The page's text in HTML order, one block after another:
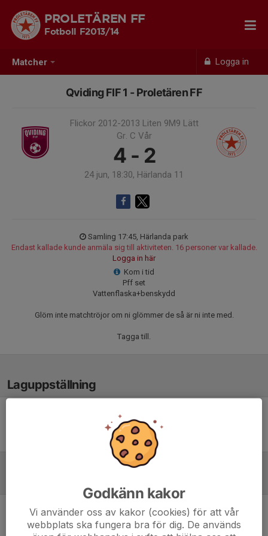
Matcher Logga in
PROLETÄREN FF
Fotboll F2013/14
Qviding FIF 1 - Proletären FF
Flickor 2012-2013 Liten 9M9 Lätt
Gr. C Vår
4 - 2
24 jun, 18:30, Härlanda 11
Samling 17:45, Härlanda park
Endast kallade kunde anmäla sig till aktiviteten. 16 personer var kallade.
Logga in här
Kom i tid
Pff set
Vattenflaska+benskydd
Glöm inte matchtröjor om ni glömmer de så är ni inte med.
Tagga till.
Laguppställning
Ingen uppställning ifylld
Inget referat skrivet
Godkänn kakor
Vi använder oss av kakor (cookies) för att vår
webbplats ska fungera bra för dig. De används